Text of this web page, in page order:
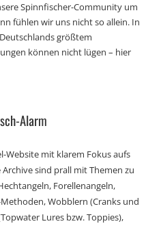
Spinnfischer-Community um
fühlen wir uns nicht so allein. In
größtem
können nicht lügen – hier
Alarm
Website mit klarem Fokus aufs
Archive sind prall mit Themen zu
Forellenangeln,
Wobblern (Cranks und
Lures bzw. Toppies),